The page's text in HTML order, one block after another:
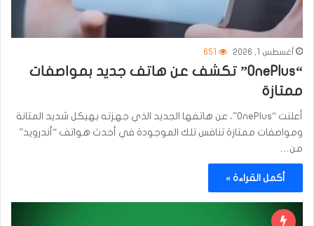
أغسطس 1, 2026 651
“OnePlus” تكشف عن هاتف جديد بمواصفات
ممتازة
أعلنت “OnePlus”، عن هاتفها الجديد الذي جهزته بهيكل شديد المتانة
ومواصفات ممتازة تنافس تلك الموجودة في أحدث هواتف “أندرويد”
من…
أكمل القراءة »